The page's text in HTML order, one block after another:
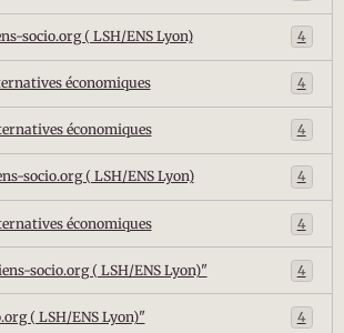
socio.org ( LSH/ENS Lyon) 4
économiques 4
économiques 4
socio.org ( LSH/ENS Lyon) 4
économiques 4
socio.org ( LSH/ENS Lyon)" 4
( LSH/ENS Lyon)" 4